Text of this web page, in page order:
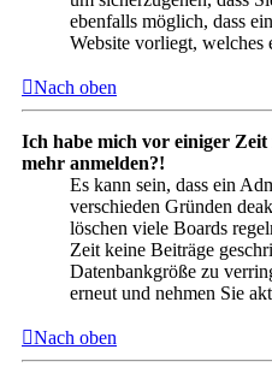
ebenfalls möglich, dass
Website vorliegt, welches
Nach oben
Ich habe mich vor einiger
mehr anmelden?!
Es kann sein, dass ein
verschieden Gründen
löschen viele Boards
Zeit keine Beiträge
Datenbankgröße zu
erneut und nehmen Sie
Nach oben